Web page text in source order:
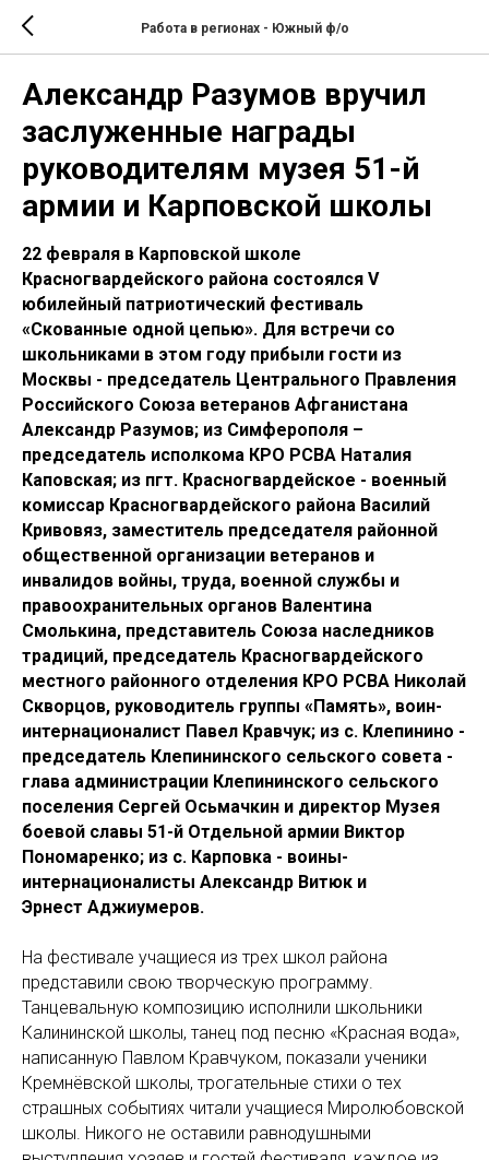
Работа в регионах - Южный ф/о
Александр Разумов вручил
заслуженные награды
руководителям музея 51-й
армии и Карповской школы
22 февраля в Карповской школе
Красногвардейского района состоялся V
юбилейный патриотический фестиваль
«Скованные одной цепью». Для встречи со
школьниками в этом году прибыли гости из
Москвы - председатель Центрального Правления
Российского Союза ветеранов Афганистана
Александр Разумов; из Симферополя –
председатель исполкома КРО РСВА Наталия
Каповская; из пгт. Красногвардейское - военный
комиссар Красногвардейского района Василий
Кривовяз, заместитель председателя районной
общественной организации ветеранов и
инвалидов войны, труда, военной службы и
правоохранительных органов Валентина
Смолькина, представитель Союза наследников
традиций, председатель Красногвардейского
местного районного отделения КРО РСВА Николай
Скворцов, руководитель группы «Память», воин-
интернационалист Павел Кравчук; из с. Клепинино -
председатель Клепининского сельского совета -
глава администрации Клепининского сельского
поселения Сергей Осьмачкин и директор Музея
боевой славы 51-й Отдельной армии Виктор
Пономаренко; из с. Карповка - воины-
интернационалисты Александр Витюк и
Эрнест Аджиумеров.
На фестивале учащиеся из трех школ района
представили свою творческую программу.
Танцевальную композицию исполнили школьники
Калининской школы, танец под песню «Красная вода»,
написанную Павлом Кравчуком, показали ученики
Кремнёвской школы, трогательные стихи о тех
страшных событиях читали учащиеся Миролюбовской
школы. Никого не оставили равнодушными